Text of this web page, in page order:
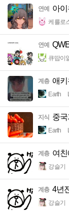
연예 아
케를로
연예
큐땁이
계층 애
Earth
지식 중
Earth
계층 여
강슬기
계층 4년
강슬기